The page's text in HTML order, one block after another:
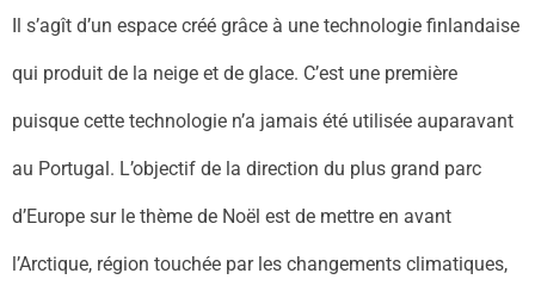
Il s’agît d’un espace créé grâce à une technologie finlandaise
qui produit de la neige et de glace. C’est une première
puisque cette technologie n’a jamais été utilisée auparavant
au Portugal. L’objectif de la direction du plus grand parc
d’Europe sur le thème de Noël est de mettre en avant
l’Arctique, région touchée par les changements climatiques,